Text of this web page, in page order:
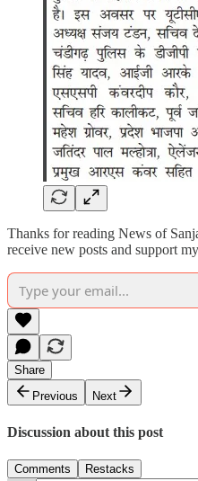
Thanks for reading News of
receive new posts and support
Share
Previous
Next
Discussion about this post
Comments Restacks